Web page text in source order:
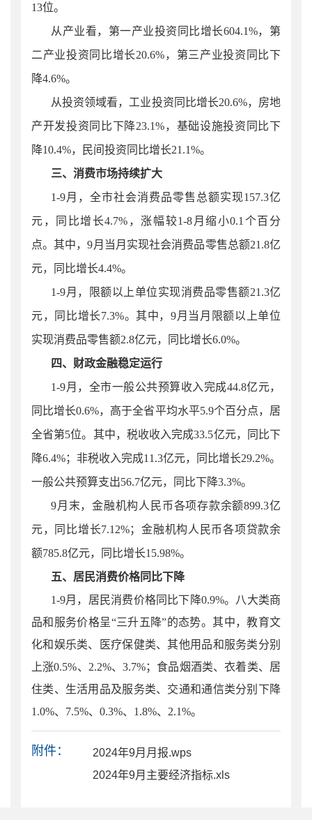
13位。
从产业看，第一产业投资同比增长604.1%，第
二产业投资同比增长20.6%，第三产业投资同比下
降4.6%。
从投资领域看，工业投资同比增长20.6%，房地
产开发投资同比下降23.1%，基础设施投资同比下
降10.4%，民间投资同比增长21.1%。
三、消费市场持续扩大
1-9月， 全市社会消费品零售总额实现157.3亿
元，同比增长4.7%，涨幅较1-8月缩小0.1个百分
点。其中，9月当月实现社会消费品零售总额21.8亿
元，同比增长4.4%。
1-9月，限额以上单位实现消费品零售额21.3亿
元，同比增长7.3%。其中，9月当月 限额以上单位
实现消费品零售额2.8亿元，同比增长6.0%。
四、财政金融稳定运行
1-9月 ，全市一般公共预算收入完成44.8亿元，
同比增长0.6%，高于全省平均水平5.9个百分点，居
全省第5位。其中，税收收入完成33.5亿元，同比下
降6.4%；非税收入完成11 .3亿元，同比增长29.2%。
一般公共预算支出56.7亿元，同比下降3.3%。
9月末，金融机构人民币各项存款余额899.3亿
元，同比增长7.12%；金融机构人民币各项贷款余
额785.8亿元，同比增长15.98%。
五、居民消费价格同比下降
1-9月 ，居民消费价格同比下降0.9%。八大类商
品和服务价格呈“三升五降”的态势。其中，教育文
化和娱乐类、医疗保健类、其他用品和服务类分别
上涨0.5%、2.2%、3.7%；食品烟酒类、衣着类、居
住类、生活用品及服务类、交通和通信类分别下降
1.0%、 7.5%、0.3%、1.8%、2.1%。
附件：
2024年9月月报.wps
2024年9月主要经济指标.xls